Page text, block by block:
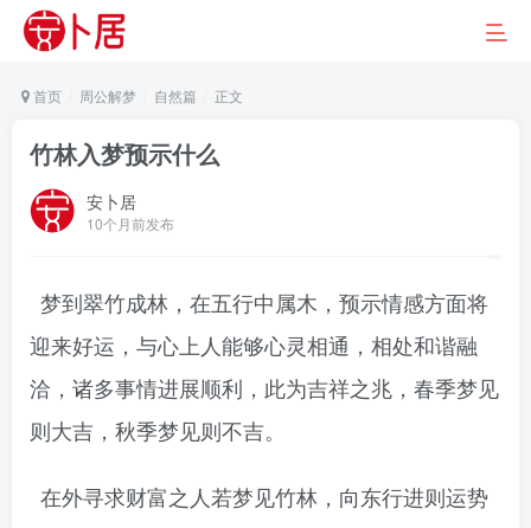
首页 周公解梦 自然篇 正文
竹林入梦预示什么
安卜居
10个月前发布
梦到翠竹成林，在五行中属木，预示情感方面将
迎来好运，与心上人能够心灵相通，相处和谐融
洽，诸多事情进展顺利，此为吉祥之兆，春季梦见
则大吉，秋季梦见则不吉。
在外寻求财富之人若梦见竹林，向东行进则运势